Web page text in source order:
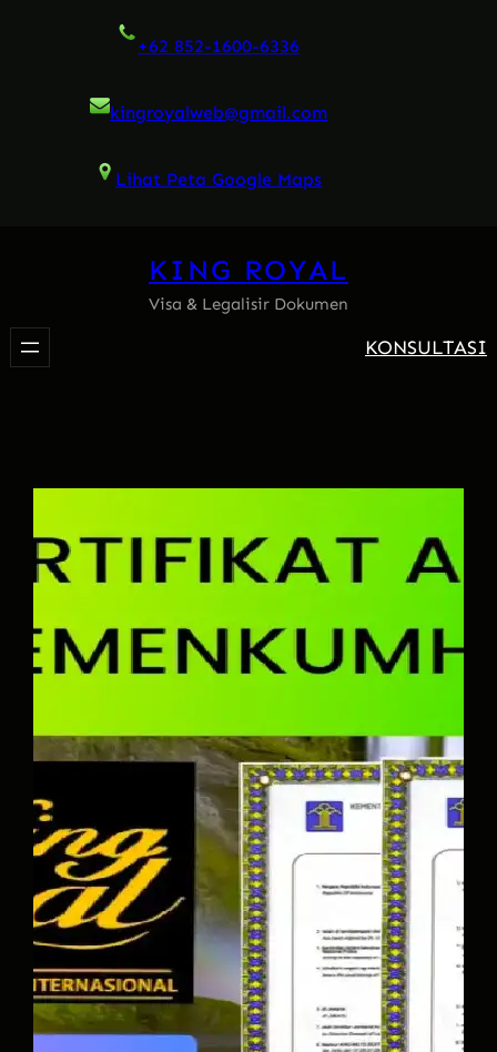
+62 852-1600-6336
kingroyalweb@gmail.com
Lihat Peta Google Maps
KING ROYAL
Visa & Legalisir Dokumen
KONSULTASI